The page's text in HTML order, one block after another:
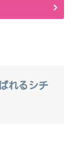
れるシチ